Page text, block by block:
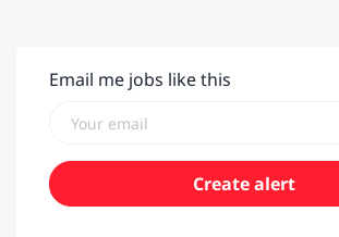
Email me jobs like this